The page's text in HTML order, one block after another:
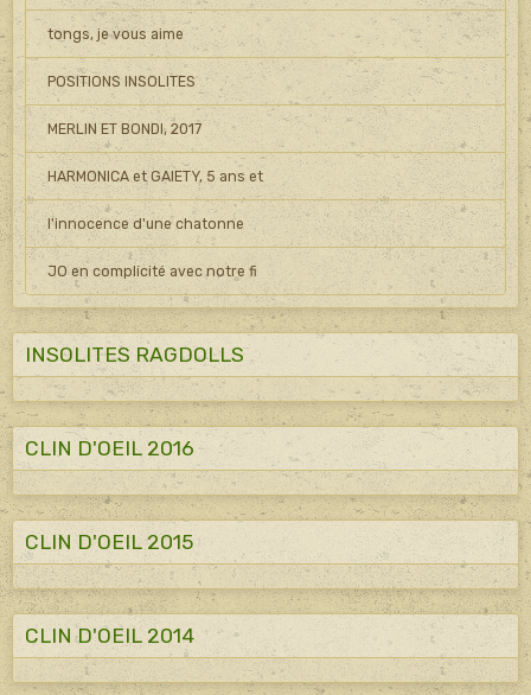
tongs, je vous aime
POSITIONS INSOLITES
MERLIN ET BONDI, 2017
HARMONICA et GAIETY, 5 ans et
l'innocence d'une chatonne
JO en complicité avec notre fi
INSOLITES RAGDOLLS
CLIN D'OEIL 2016
CLIN D'OEIL 2015
CLIN D'OEIL 2014